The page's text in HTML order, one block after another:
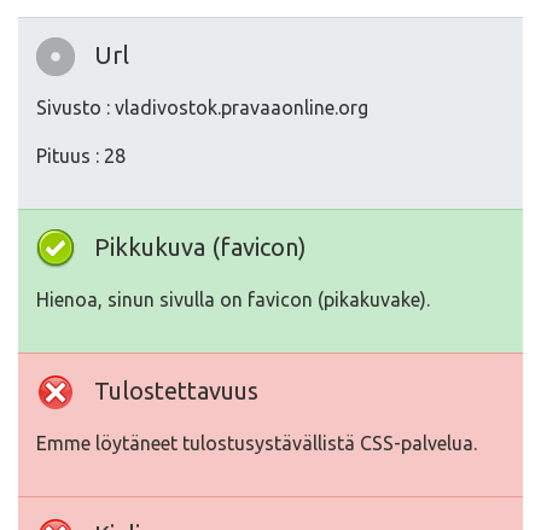
Url
Sivusto : vladivostok.pravaaonline.org
Pituus : 28
Pikkukuva (favicon)
Hienoa, sinun sivulla on favicon (pikakuvake).
Tulostettavuus
Emme löytäneet tulostusystävällistä CSS-palvelua.